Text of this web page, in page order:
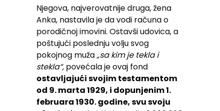
Njegova, najverovatnije druga, žena
Anka, nastavila je da vodi računa o
porodičnoj imovini. Ostavši udovica, a
poštujući poslednju volju svog
pokojnog muža„sa kim je tekla i
stekla“, povećala je ovaj fond
ostavljajući svojim testamentom
od 9. marta 1929, i dopunjenim 1.
februara 1930. godine, svu svoju